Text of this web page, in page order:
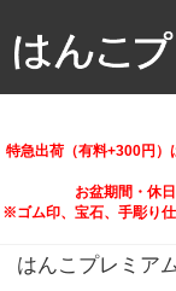
特急出荷（有料+300円
お盆期間・休
※ゴム印、宝石、手彫り
はんこプレミア